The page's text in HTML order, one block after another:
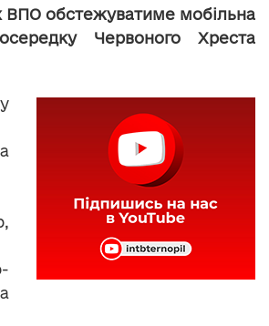
ВПО обстежуватиме мобільна
Червоного Хреста